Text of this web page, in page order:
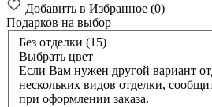
Добавить в Избранное (0)
Подарков на выбор
Без отделки (15)
Выбрать цвет
Если Вам нужен другой вариант
нескольких видов отделки,
при оформлении заказа.